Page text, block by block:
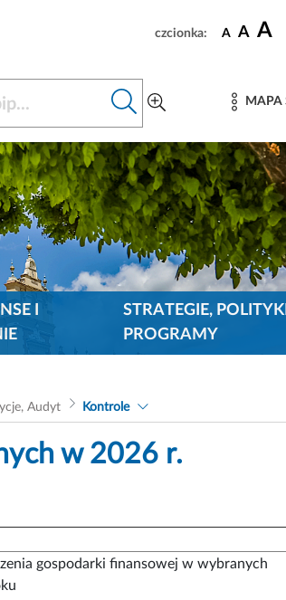
czcionka: A A A
MAPA
I
STRATEGIE,
PROGRAMY
Audyt Kontrole
w 2026 r.
gospodarki finansowej w wybranych